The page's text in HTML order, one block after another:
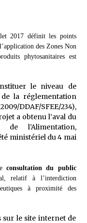
2017 définit les points
des Zones Non
phytosanitaires est
le niveau de
la réglementation
DDAF/SFEE/234),
a obtenu l’aval du
l’Alimentation,
ministériel du 4 mai
consultation du public
relatif à l’interdiction
à proximité des
sur le site internet de